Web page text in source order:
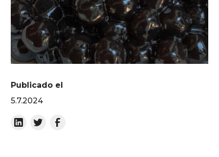
Publicado el
5.7.2024